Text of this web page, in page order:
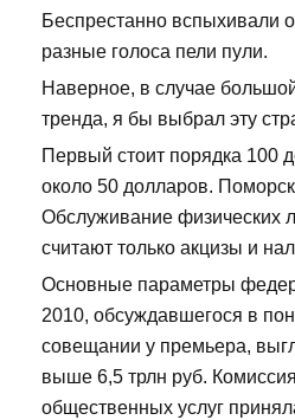
Беспрестанно вспыхивали
разные голоса пели пули.
Наверное, в случае
тренда, я бы выбрал эту
Первый стоит порядка 100
около 50 долларов.
Обслуживание физических
считают только акцизы и
Основные параметры
2010, обсуждавшегося в
совещании у премьера,
выше 6,5 трлн руб.
общественных услуг